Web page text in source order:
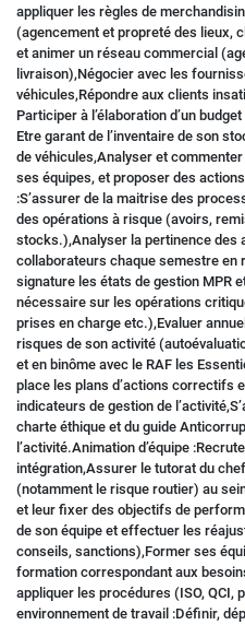
appliquer les règles de
(agencement et propreté des lieux,
et animer un réseau commercial
livraison),Négocier avec les
véhicules,Répondre aux clients
Participer à l’élaboration d’un
Etre garant de l’inventaire de son
de véhicules,Analyser et
ses équipes, et proposer des
:S’assurer de la maitrise des
des opérations à risque (avoirs,
stocks.),Analyser la pertinence des
collaborateurs chaque semestre en
signature les états de gestion MPR
nécessaire sur les opérations
prises en charge etc.),Evaluer
risques de son activité
et en binôme avec le RAF les
place les plans d’actions correctifs
indicateurs de gestion de
charte éthique et du guide
l’activité.Animation d’équipe
intégration,Assurer le tutorat du
(notamment le risque routier) au
et leur fixer des objectifs de
de son équipe et effectuer les
conseils, sanctions),Former ses
formation correspondant aux
appliquer les procédures (ISO, QCI,
environnement de travail :Définir,